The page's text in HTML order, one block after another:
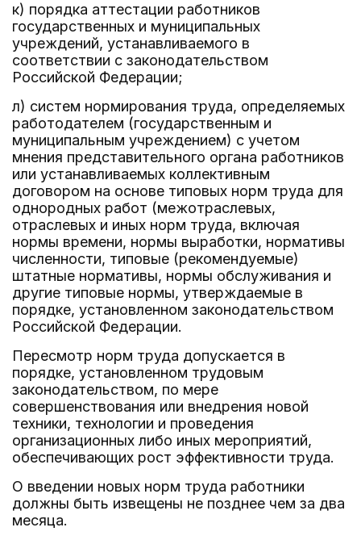
к) порядка аттестации работников
государственных и муниципальных
учреждений, устанавливаемого в
соответствии с законодательством
Российской Федерации;
л) систем нормирования труда, определяемых
работодателем (государственным и
муниципальным учреждением) с учетом
мнения представительного органа работников
или устанавливаемых коллективным
договором на основе типовых норм труда для
однородных работ (межотраслевых,
отраслевых и иных норм труда, включая
нормы времени, нормы выработки, нормативы
численности, типовые (рекомендуемые)
штатные нормативы, нормы обслуживания и
другие типовые нормы, утверждаемые в
порядке, установленном законодательством
Российской Федерации.
Пересмотр норм труда допускается в
порядке, установленном трудовым
законодательством, по мере
совершенствования или внедрения новой
техники, технологии и проведения
организационных либо иных мероприятий,
обеспечивающих рост эффективности труда.
О введении новых норм труда работники
должны быть извещены не позднее чем за два
месяца.